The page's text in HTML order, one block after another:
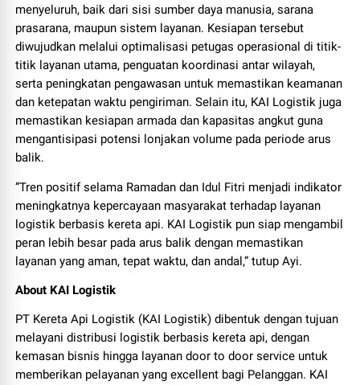
menyeluruh, baik dari sisi sumber daya manusia, sarana
prasarana, maupun sistem layanan. Kesiapan tersebut
diwujudkan melalui optimalisasi petugas operasional di titik-
titik layanan utama, penguatan koordinasi antar wilayah,
serta peningkatan pengawasan untuk memastikan keamanan
dan ketepatan waktu pengiriman. Selain itu, KAI Logistik juga
memastikan kesiapan armada dan kapasitas angkut guna
mengantisipasi potensi lonjakan volume pada periode arus
balik.
”Tren positif selama Ramadan dan Idul Fitri menjadi indikator
meningkatnya kepercayaan masyarakat terhadap layanan
logistik berbasis kereta api. KAI Logistik pun siap mengambil
peran lebih besar pada arus balik dengan memastikan
layanan yang aman, tepat waktu, dan andal,” tutup Ayi.
About KAI Logistik
PT Kereta Api Logistik (KAI Logistik) dibentuk dengan tujuan
melayani distribusi logistik berbasis kereta api, dengan
kemasan bisnis hingga layanan door to door service untuk
memberikan pelayanan yang excellent bagi Pelanggan. KAI